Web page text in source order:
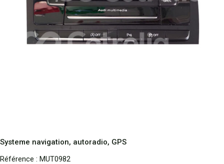
Systeme navigation, autoradio, GPS
Référence : MUT0982